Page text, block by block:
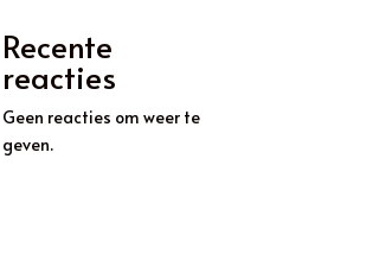
Recente
reacties
Geen reacties om weer te
geven.